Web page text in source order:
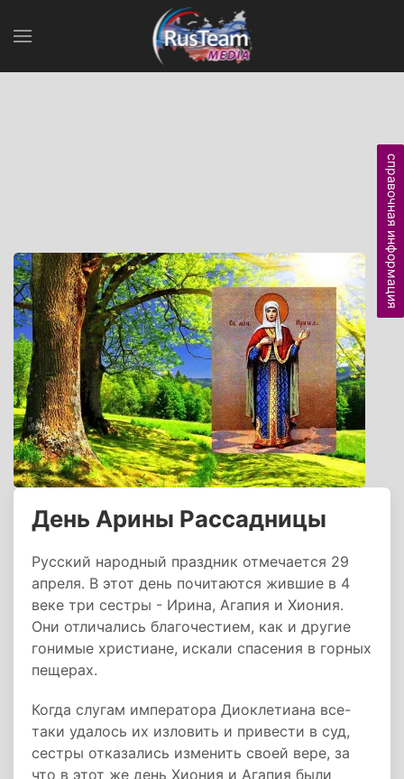
День Арины Рассадницы
Русский народный праздник отмечается 29
апреля. В этот день почитаются жившие в 4
веке три сестры - Ирина, Агапия и Хиония.
Они отличались благочестием, как и другие
гонимые христиане, искали спасения в горных
пещерах.
Когда слугам императора Диоклетиана все-
таки удалось их изловить и привести в суд,
сестры отказались изменить своей вере, за
что в этот же день Хиония и Агапия были
справочная информация